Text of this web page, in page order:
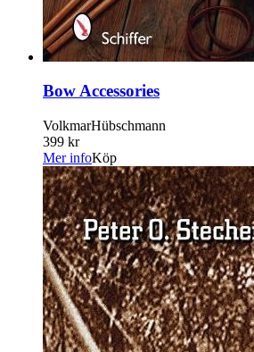
Bow Accessories
VolkmarHübschmann
399 kr
Mer infoKöp